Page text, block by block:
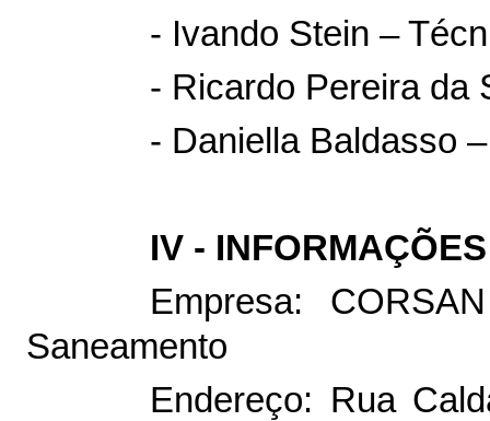
- Ivando Stein –
- Ricardo Pereira da
- Daniella Baldasso
IV -
Empresa:
Saneamento
Endereço: Rua